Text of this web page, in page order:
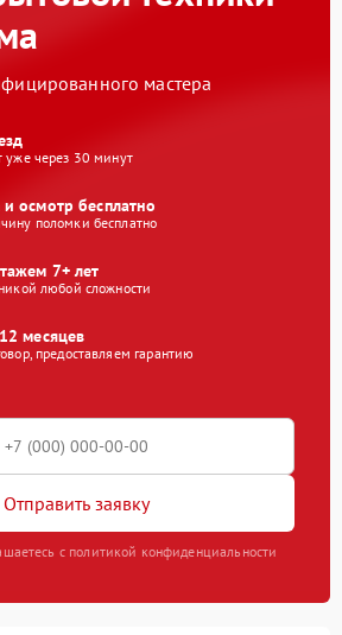
мастера
уже через 30 минут
осмотр бесплатно
поломки бесплатно
7+ лет
любой сложности
месяцев
предоставляем гарантию
Отправить заявку
с политикой конфиденциальности